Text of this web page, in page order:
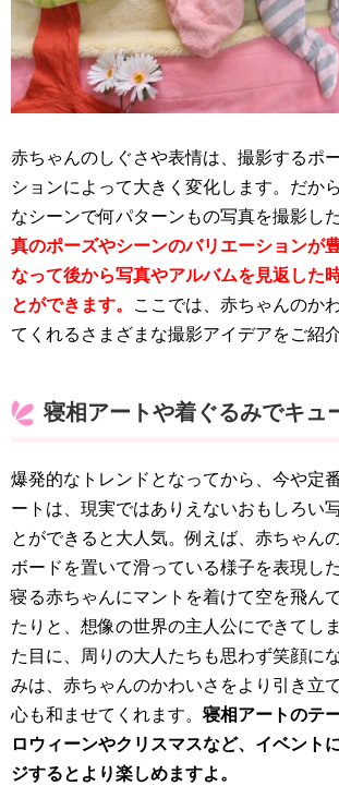
赤ちゃんのしぐさや表情は、撮影するポ
ションによって大きく変化します。だか
なシーンで何パターンもの写真を撮影し
真のポーズやシーンのバリエーションが
なって後から写真やアルバムを見返した
とができます。
ここでは、赤ちゃんのか
てくれるさまざまな撮影アイデアをご紹
寝相アートや着ぐるみでキュ
爆発的なトレンドとなってから、今や定
ートは、現実ではありえないおもしろい
とができると大人気。例えば、赤ちゃん
ボードを置いて滑っている様子を表現し
寝る赤ちゃんにマントを着けて空を飛ん
たりと、想像の世界の主人公にできてし
た目に、周りの大人たちも思わず笑顔に
みは、赤ちゃんのかわいさをより引き立
心も和ませてくれます。 寝相アートのテ
ロウィーンやクリスマスなど、イベント
ジするとより楽しめますよ。